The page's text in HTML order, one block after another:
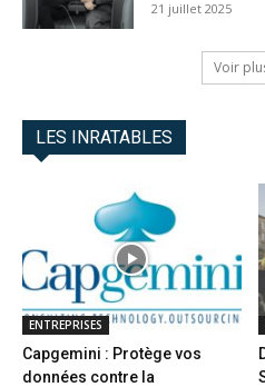
21 juillet 2025
Voir
LES INRATABLES
ENTREPRISES
Capgemini : Protège vos
données contre la